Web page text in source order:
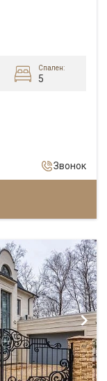
Спален:
5
Звонок